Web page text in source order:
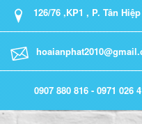
126/76 ,KP1 , P. Tân
0907 880 816 - 0971 026